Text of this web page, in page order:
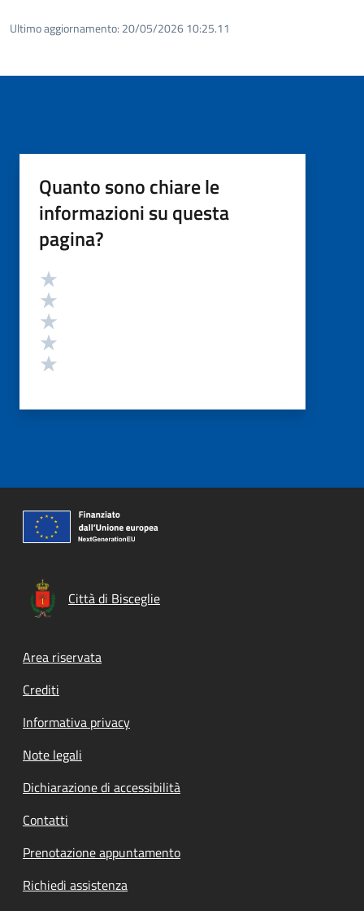
Ultimo aggiornamento: 20/05/2026 10:25.11
Quanto sono chiare le
informazioni su questa
pagina?
Valutazione
Città di Bisceglie
Footer menu
Area riservata
Crediti
Informativa privacy
Note legali
Dichiarazione di accessibilità
Contatti
Prenotazione appuntamento
Richiedi assistenza